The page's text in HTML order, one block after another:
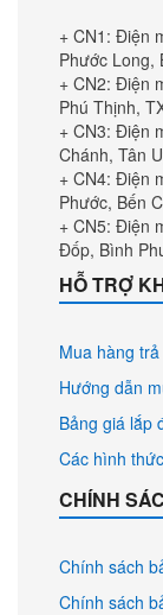
Nâng cấp
nghệ
Contrast
độ tương phản tối
mang đến cho
Âm thanh
Dolby
Dolby Digital Plus
Plus, chất lượng
nổ và lan tỏa
+ CN1: Điện
Phước Long,
+ CN2: Điện
Phú Thịnh,
+ CN3: Điện
Chánh, Tân
+ CN4: Điện
Phước, Bến
+ CN5: Điện
Đốp, Bình
HỖ TRỢ
Mua hàng
Hướng dẫn
Bảng giá lắp
Các hình
CHÍNH
Chính sách
Chính sách